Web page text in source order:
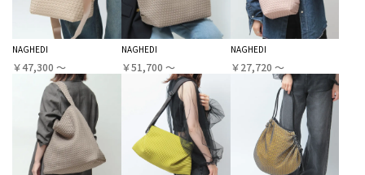
NAGHEDI
￥47,300 〜
NAGHEDI
￥51,700 〜
NAGHEDI
￥27,720 〜